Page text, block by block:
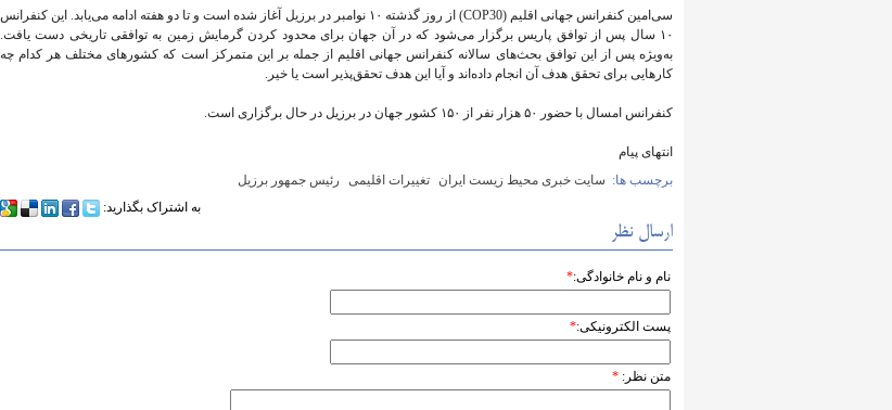
سی‌امین کنفرانس جهانی اقلیم (COP30) از روز گذشته ۱۰ نوامبر در برزیل آغاز شده است و تا دو هفته ادامه می‌یابد. این کنفرانس
۱۰ سال پس از توافق پاریس برگزار می‌شود که در آن جهان برای محدود کردن گرمایش زمین به توافقی تاریخی دست یافت.
به‌ویژه پس از این توافق بحث‌های سالانه کنفرانس جهانی اقلیم از جمله بر این متمرکز است که کشورهای مختلف هر کدام چه
کارهایی برای تحقق هدف آن انجام داده‌اند و آیا این هدف تحقق‌پذیر است یا خیر.
کنفرانس امسال با حضور ۵۰ هزار نفر از ۱۵۰ کشور جهان در برزیل در حال برگزاری است.
انتهای پیام
برچسب ها: سایت خبری محیط زیست ایران تغییرات اقلیمی
رئیس جمهور برزیل
به اشتراک بگذارید:
ارسال نظر
نام و نام خانوادگی:*
پست الکترونیکی:*
متن نظر: *